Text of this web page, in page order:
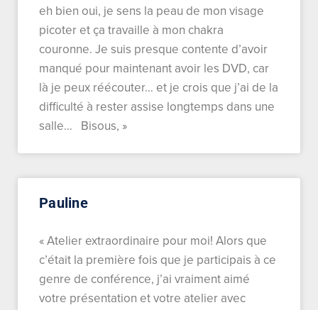
eh bien oui, je sens la peau de mon visage
picoter et ça travaille à mon chakra
couronne. Je suis presque contente d’avoir
manqué pour maintenant avoir les DVD, car
là je peux réécouter… et je crois que j’ai de la
difficulté à rester assise longtemps dans une
salle… Bisous, »
Pauline
« Atelier extraordinaire pour moi! Alors que
c’était la première fois que je participais à ce
genre de conférence, j’ai vraiment aimé
votre présentation et votre atelier avec